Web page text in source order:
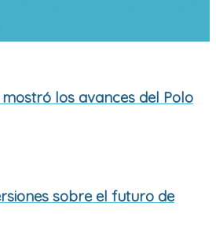
los avances del Polo
sobre el futuro de